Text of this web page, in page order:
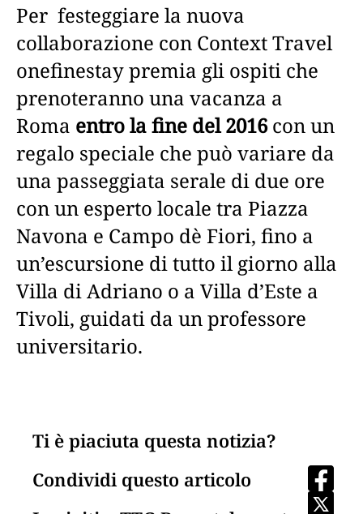
Per festeggiare la nuova
collaborazione con Context Travel
onefinestay premia gli ospiti che
prenoteranno una vacanza a
Roma entro la fine del 2016con un
regalo speciale che può variare da
una passeggiata serale di due ore
con un esperto locale tra Piazza
Navona e Campo dè Fiori, fino a
un’escursione di tutto il giorno alla
Villa di Adriano o a Villa d’Este a
Tivoli, guidati da un professore
universitario.
Ti è piaciuta questa notizia?
Condividi questo articolo